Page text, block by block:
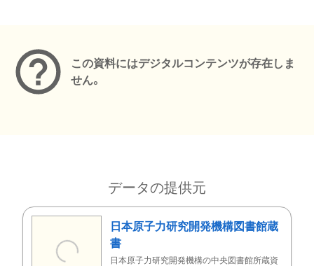
この資料にはデジタルコンテンツが存在しま
せん。
データの提供元
日本原子力研究開発機構図書館蔵
書
日本原子力研究開発機構の中央図書館所蔵資